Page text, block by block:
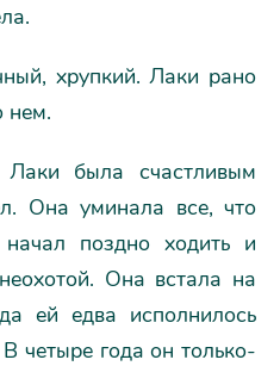
хрупкий. Лаки рано
нем.
была счастливым
Она уминала все, что
поздно ходить и
Она встала на
ей едва исполнилось
четыре года он только-